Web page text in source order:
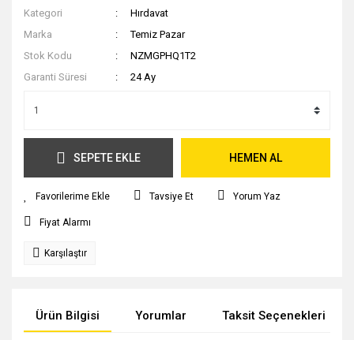
Kategori
Hırdavat
Marka
Temiz Pazar
Stok Kodu
NZMGPHQ1T2
Garanti Süresi
24 Ay
SEPETE EKLE HEMEN AL
Tavsiye Et Yorum Yaz
Fiyat Alarmı
Karşılaştır
Ürün Bilgisi Yorumlar Taksit Seçenekleri